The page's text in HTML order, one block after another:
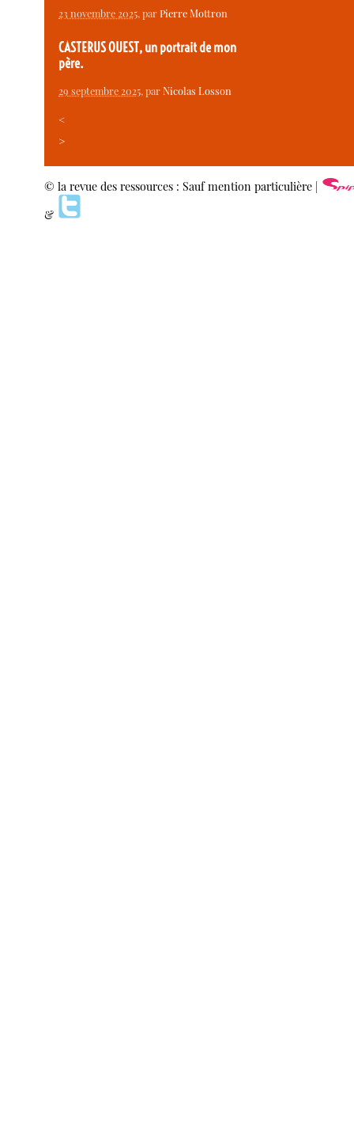
23 novembre 2025, parPierre Mottron
CASTERUS OUEST, un portrait de mon
père.
29 septembre 2025, parNicolas Losson
<
>
© la revue des ressources : Sauf mention particulière |
&